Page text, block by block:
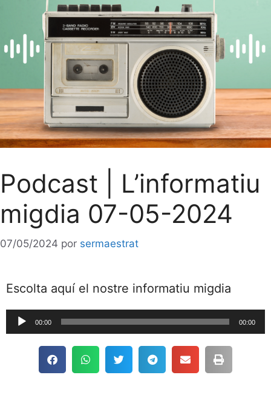
Podcast | L’informatiu
migdia 07-05-2024
07/05/2024 por sermaestrat
Escolta aquí el nostre informatiu migdia
Reproductor
de
00:00 00:00